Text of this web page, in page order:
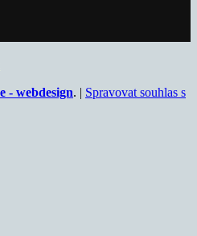
- webdesign. | Spravovat souhlas s